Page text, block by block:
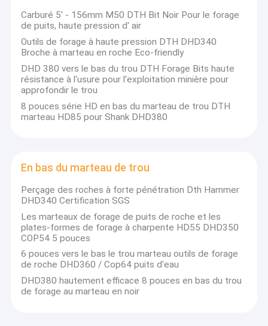
Carburé 5' - 156mm M50 DTH Bit Noir Pour le forage
de puits, haute pression d' air
Outils de forage à haute pression DTH DHD340
Broche à marteau en roche Eco-friendly
DHD 380 vers le bas du trou DTH Forage Bits haute
résistance à l'usure pour l'exploitation minière pour
approfondir le trou
8 pouces série HD en bas du marteau de trou DTH
marteau HD85 pour Shank DHD380
En bas du marteau de trou
Perçage des roches à forte pénétration Dth Hammer
DHD340 Certification SGS
Les marteaux de forage de puits de roche et les
plates-formes de forage à charpente HD55 DHD350
COP54 5 pouces
6 pouces vers le bas le trou marteau outils de forage
de roche DHD360 / Cop64 puits d'eau
DHD380 hautement efficace 8 pouces en bas du trou
de forage au marteau en noir